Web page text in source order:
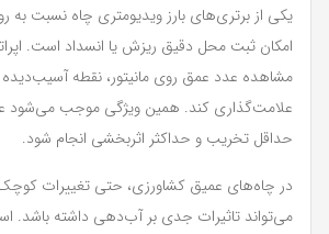
یکی از برتری‌های بارز ویدیومتری چاه نسبت
امکان ثبت محل دقیق ریزش یا انسداد است.
مشاهده عدد عمق روی مانیتور، نقطه آسیب‌دیده
علامت‌گذاری کند. همین ویژگی موجب می‌شود
حداقل تخریب و حداکثر اثربخشی انجام شود.
در چاه‌های عمیق کشاورزی، حتی تغییرات کوچک
می‌تواند تاثیرات جدی بر آب‌دهی داشته باشد.